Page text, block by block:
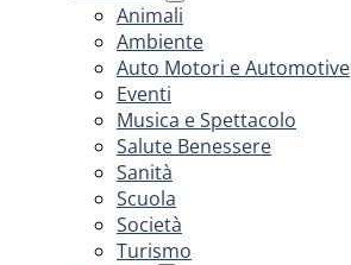
Animali
Ambiente
Auto Motori e Automotive
Eventi
Musica e Spettacolo
Salute Benessere
Sanità
Scuola
Società
Turismo